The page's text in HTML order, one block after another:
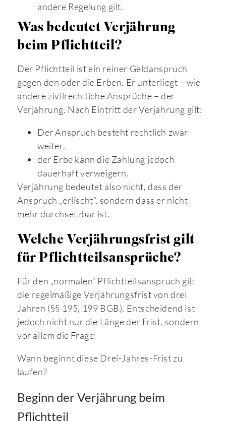
andere Regelung gilt.
Was bedeutet Verjährung
beim Pflichtteil?
Der Pflichtteil ist ein reiner Geldanspruch
gegen den oder die Erben. Er unterliegt – wie
andere zivilrechtliche Ansprüche – der
Verjährung. Nach Eintritt der Verjährung gilt:
Der Anspruch besteht rechtlich zwar
weiter,
der Erbe kann die Zahlung jedoch
dauerhaft verweigern.
Verjährung bedeutet also nicht, dass der
Anspruch „erlischt“, sondern dass er nicht
mehr durchsetzbar ist.
Welche Verjährungsfrist gilt
für Pflichtteilsansprüche?
Für den „normalen“ Pflichtteilsanspruch gilt
die regelmäßige Verjährungsfrist von drei
Jahren (§§ 195, 199 BGB). Entscheidend ist
jedoch nicht nur die Länge der Frist, sondern
vor allem die Frage:
Wann beginnt diese Drei-Jahres-Frist zu
laufen?
Beginn der Verjährung beim
Pflichtteil